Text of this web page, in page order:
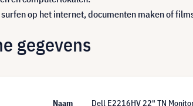
op het internet, documenten maken of
gegevens
Naam Dell E2216HV 22" TN